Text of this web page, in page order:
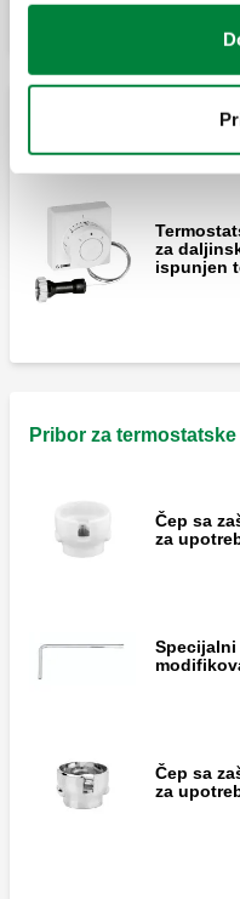
Termostatska
daljinsko podešavanje
za
ispunjen
Pribor za
Čep sa
za
Čep sa
za